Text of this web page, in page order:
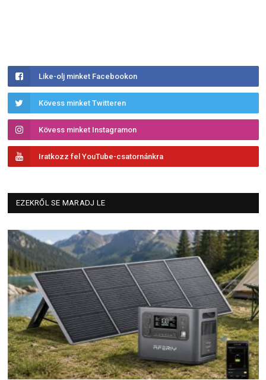
Like-olj minket Facebookon
Kövess minket Twitteren
Kövess minket Instagramon
Iratkozz fel YouTube-csatornánkra
EZEKRŐL SE MARADJ LE